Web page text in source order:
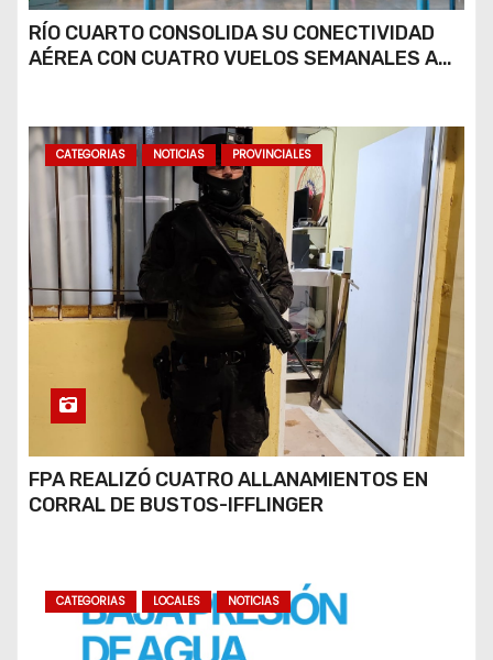
RÍO CUARTO CONSOLIDA SU CONECTIVIDAD
AÉREA CON CUATRO VUELOS SEMANALES A
CATEGORIAS NOTICIAS PROVINCIALES
FPA REALIZÓ CUATRO ALLANAMIENTOS EN
CORRAL DE BUSTOS-IFFLINGER
CATEGORIAS LOCALES NOTICIAS